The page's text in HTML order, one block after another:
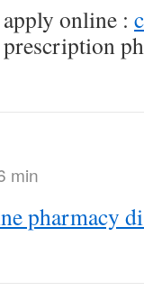
online :
prescription
min
pharmacy